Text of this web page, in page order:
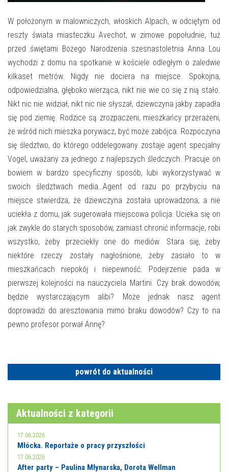
W położonym w malowniczych, włoskich Alpach, w odciętym od
reszty świata miasteczku Avechot, w zimowe popołudnie, tuż
przed świętami Bożego Narodzenia szesnastoletnia Anna Lou
wychodzi z domu na spotkanie w kościele odległym o zaledwie
kilkaset metrów. Nigdy nie dociera na miejsce. Spokojna,
odpowiedzialna, głęboko wierząca, nikt nie wie co się z nią stało.
Nikt nic nie widział, nikt nic nie słyszał, dziewczyna jakby zapadła
się pod ziemię. Rodzice są zrozpaczeni, mieszkańcy przerażeni,
że wśród nich mieszka porywacz, być może zabójca. Rozpoczyna
się śledztwo, do którego oddelegowany zostaje agent specjalny
Vogel, uważany za jednego z najlepszych śledczych. Pracuje on
bowiem w bardzo specyficzny sposób, lubi wykorzystywać w
swoich śledztwach media…Agent od razu po przybyciu na
miejsce stwierdza, że dziewczyna została uprowadzona, a nie
uciekła z domu, jak sugerowała miejscowa policja. Ucieka się on
jak zwykle do starych sposobów, zamiast chronić informacje, robi
wszystko, żeby przeciekły one do mediów. Stara się, żeby
niektóre rzeczy zostały nagłośnione, żeby zasiało to w
mieszkańcach niepokój i niepewność. Podejrzenie pada w
pierwszej kolejności na nauczyciela Martini. Czy brak dowodów,
będzie wystarczającym alibi? Może jednak nasz agent
doprowadzi do aresztowania mimo braku dowodów? Czy to na
pewno profesor porwał Annę?
powrót do aktualności
Aktualności z kategorii
17.06.2026
Młócka. Reportaże o pracy przyszłości
17.06.2026
After party – Paulina Młynarska, Dorota Wellman